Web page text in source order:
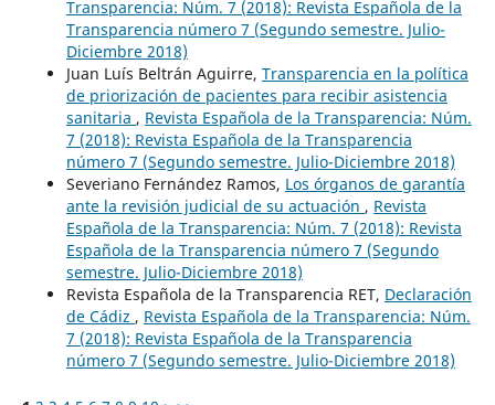
Transparencia: Núm. 7 (2018): Revista Española de la
Transparencia número 7 (Segundo semestre. Julio-
Diciembre 2018)
Juan Luís Beltrán Aguirre, Transparencia en la política
de priorización de pacientes para recibir asistencia
sanitaria , Revista Española de la Transparencia: Núm.
7 (2018): Revista Española de la Transparencia
número 7 (Segundo semestre. Julio-Diciembre 2018)
Severiano Fernández Ramos, Los órganos de garantía
ante la revisión judicial de su actuación , Revista
Española de la Transparencia: Núm. 7 (2018): Revista
Española de la Transparencia número 7 (Segundo
semestre. Julio-Diciembre 2018)
Revista Española de la Transparencia RET, Declaración
de Cádiz , Revista Española de la Transparencia: Núm.
7 (2018): Revista Española de la Transparencia
número 7 (Segundo semestre. Julio-Diciembre 2018)